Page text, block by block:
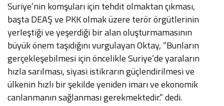
Suriye’nin komşuları için tehdit olmaktan çıkması,
başta DEAŞ ve PKK olmak üzere terör örgütlerinin
yerleştiği ve yeşerdiği bir alan oluşturmamasının
büyük önem taşıdığını vurgulayan Oktay, “Bunların
gerçekleşebilmesi için öncelikle Suriye’de yaraların
hızla sarılması, siyasi istikrarın güçlendirilmesi ve
ülkenin hızlı bir şekilde yeniden imarı ve ekonomik
canlanmanın sağlanması gerekmektedir.” dedi.